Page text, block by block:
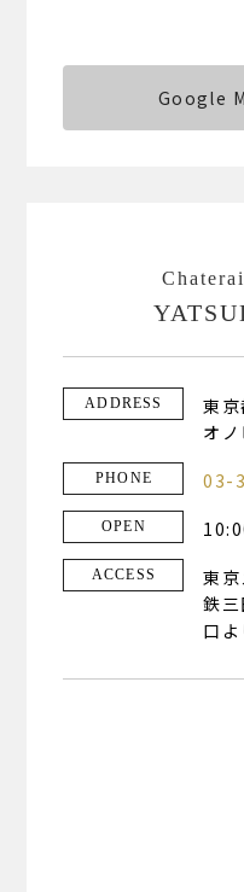
Google
ADDRESS
東
オ
PHONE 03-
OPEN
ACCESS
東
鉄
口